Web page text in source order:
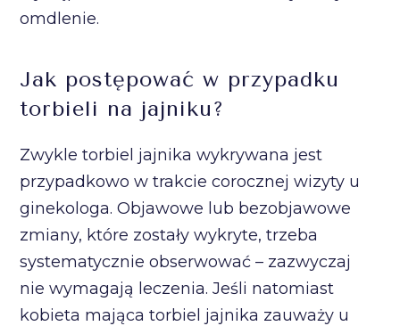
omdlenie.
Jak postępować w przypadku
torbieli na jajniku?
Zwykle torbiel jajnika wykrywana jest
przypadkowo w trakcie corocznej wizyty u
ginekologa. Objawowe lub bezobjawowe
zmiany, które zostały wykryte, trzeba
systematycznie obserwować – zazwyczaj
nie wymagają leczenia. Jeśli natomiast
kobieta mająca torbiel jajnika zauważy u